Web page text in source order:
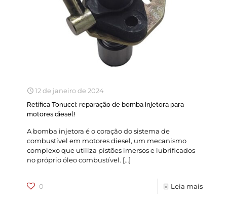
12 de janeiro de 2024
Retífica Tonucci: reparação de bomba injetora para
motores diesel!
A bomba injetora é o coração do sistema de
combustível em motores diesel, um mecanismo
complexo que utiliza pistões imersos e lubrificados
no próprio óleo combustível. […]
0 Leia mais